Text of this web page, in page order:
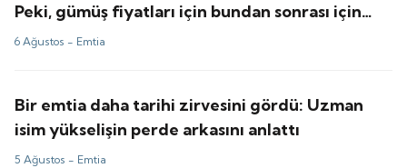
Peki, gümüş fiyatları için bundan sonrası için
tahminler ne?
6 Ağustos - Emtia
Bir emtia daha tarihi zirvesini gördü: Uzman
isim yükselişin perde arkasını anlattı
5 Ağustos - Emtia